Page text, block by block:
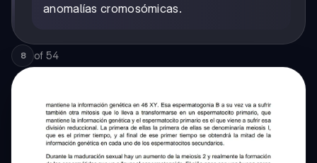
anomalías cromosómicas.
8 of 54